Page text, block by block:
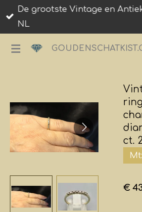
Ga
direct
de
De grootste Vintage en
NL
ct.
€